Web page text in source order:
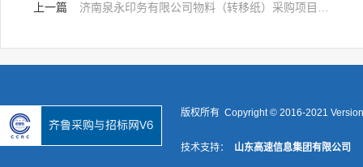
上一篇
版权所有 Copyright © 2016-2021
技术支持： 山东高速信息集团有限公司